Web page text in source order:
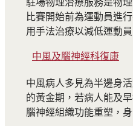
駐場物理治療服務是物
比賽開始前為運動員進
用手法治療以減低運動
中風及腦神經科復康
中風病人多見為半邊身
的黃金期，若病人能及
腦神經組織功能重塑，